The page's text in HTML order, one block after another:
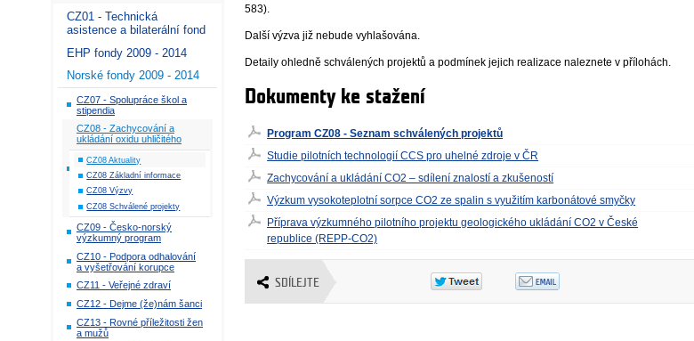
CZ01 - Technická
asistence a bilaterální fond
EHP fondy 2009 - 2014
Norské fondy 2009 - 2014
CZ07 - Spolupráce škol a
stipendia
CZ08 - Zachycování a
ukládání oxidu uhličitého
CZ08 Aktuality
CZ08 Základní informace
CZ08 Výzvy
CZ08 Schválené projekty
CZ09 - Česko-norský
výzkumný program
CZ10 - Podpora odhalování
a vyšetřování korupce
CZ11 - Veřejné zdraví
CZ12 - Dejme (že)nám šanci
CZ13 - Rovné příležitosti žen
a mužů
583).
Další výzva již nebude vyhlašována.
Detaily ohledně schválených projektů a podmínek jejich realizace naleznete v přílohách.
Dokumenty ke stažení
Program CZ08 - Seznam schválených projektů
Studie pilotních technologií CCS pro uhelné zdroje v ČR
Zachycování a ukládání CO2 – sdílení znalostí a zkušeností
Výzkum vysokoteplotní sorpce CO2 ze spalin s využitím karbonátové smyčky
Příprava výzkumného pilotního projektu geologického ukládání CO2 v České
republice (REPP-CO2)
SDÍLEJTE